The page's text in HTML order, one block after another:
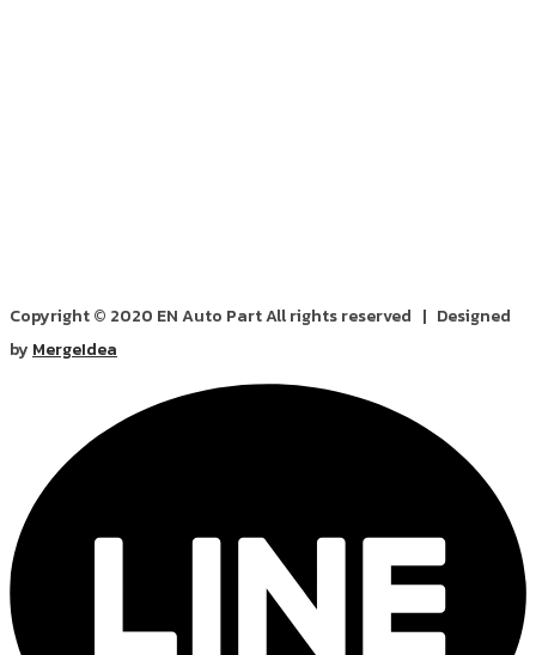
Copyright © 2020 EN Auto Part All rights reserved | Designed
by MergeIdea